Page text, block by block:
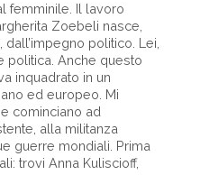
femminile. Il lavoro
Zoebeli nasce,
politico. Lei,
politica. Anche questo
inquadrato in un
ed europeo. Mi
cominciano ad
alla militanza
guerre mondiali. Prima
trovi Anna Kuliscioff,